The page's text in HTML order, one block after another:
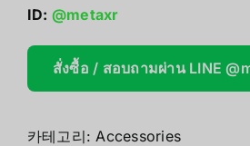
ID: @metaxr
สั่งซื้อ / สอบถามผ่าน LINE
카테고리: Accessories